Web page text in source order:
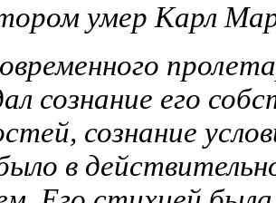
умер Карл
сознание его
сознание
в